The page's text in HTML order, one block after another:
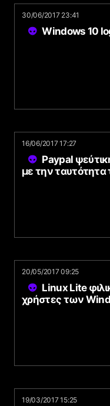
30/06/2017 23:41
Windows 10
16/06/2017 17:27
Paypal
με την
20/05/2017 09:25
Linux Lite
χρήστες των
19/03/2017 15:25